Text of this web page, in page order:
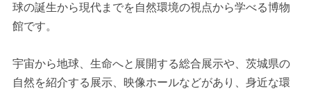
球の誕生から現代までを自然環境の視点から学べる博物
館です。
宇宙から地球、生命へと展開する総合展示や、茨城県の
自然を紹介する展示、映像ホールなどがあり、身近な環